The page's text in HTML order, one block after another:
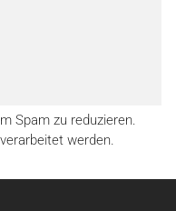
Spam zu reduzieren.
werden.